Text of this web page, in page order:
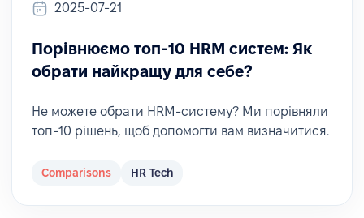
2025-07-21
Порівнюємо топ-10 HRM систем: Як
обрати найкращу для себе?
Не можете обрати HRM-систему? Ми порівняли
топ-10 рішень, щоб допомогти вам визначитися.
Comparisons HR Tech